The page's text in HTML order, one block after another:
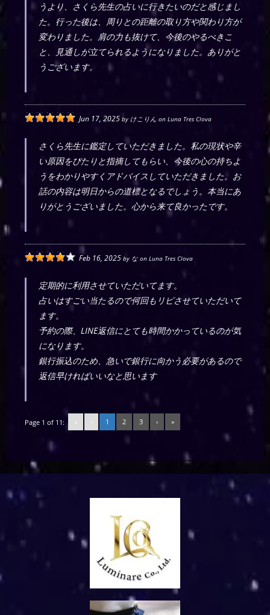
うより、さくら先生の占いに行きたいのだと感じまし
た。行った後は、周りとの距離の取り方や関わり方が
変わりました。肩の力も抜けて、今後のやるべきこ
と、見通しが立てられるようになりました。ありがと
うございます。
Jun 17, 2025 by けこりん onLuna Tres Clova
さくら先生に鑑定していただきました。私の現状や辛
い原因をぴたりと指摘してもらい、今後の心の持ちよ
うをわかりやすくアドバイスしていただきました。お
話の内容は明日からの道標となるでしょう。本当にあ
りがとうございました。心から来て良かったです。
Feb 16, 2025 by な onLuna Tres Clova
定期的に利用させていただいてます。
占いはすごい当たるので何回もリピさせていただいて
ます。
予約の際、LINE返信にとても時間かかっているのが気
になります。
銀行振込のため、急いで銀行に向かう必要があるので
返信早ければいいなと思います
Page 1 of 11: « ‹ 1 2 3 › »